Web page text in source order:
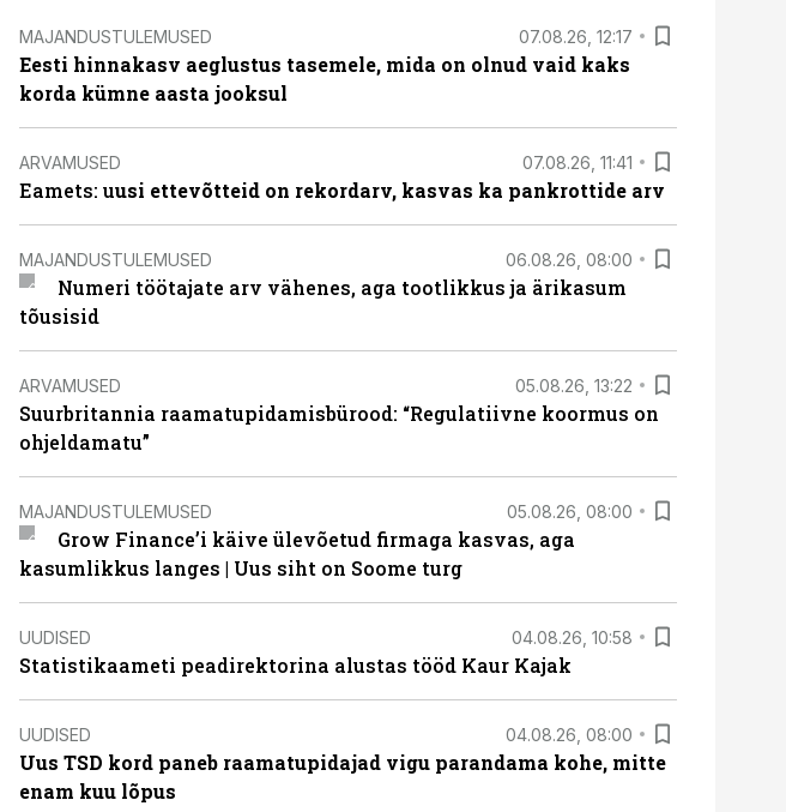
MAJANDUSTULEMUSED 07.08.26, 12:17
Eesti hinnakasv aeglustus tasemele, mida on olnud vaid kaks
korda kümne aasta jooksul
ARVAMUSED 07.08.26, 11:41
Eamets: uusi ettevõtteid on rekordarv, kasvas ka pankrottide arv
MAJANDUSTULEMUSED 06.08.26, 08:00
Numeri töötajate arv vähenes, aga tootlikkus ja ärikasum
tõusisid
ARVAMUSED 05.08.26, 13:22
Suurbritannia raamatupidamisbürood: “Regulatiivne koormus on
ohjeldamatu”
MAJANDUSTULEMUSED 05.08.26, 08:00
Grow Finance’i käive ülevõetud firmaga kasvas, aga
kasumlikkus langes | Uus siht on Soome turg
UUDISED 04.08.26, 10:58
Statistikaameti peadirektorina alustas tööd Kaur Kajak
UUDISED 04.08.26, 08:00
Uus TSD kord paneb raamatupidajad vigu parandama kohe, mitte
enam kuu lõpus